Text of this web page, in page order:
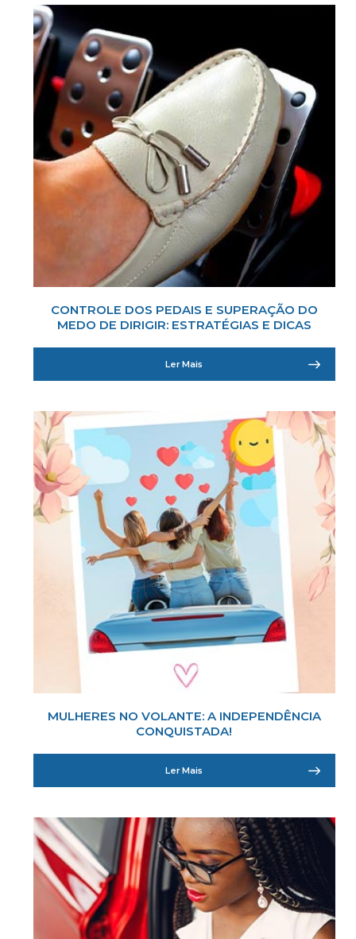
CONTROLE DOS PEDAIS E SUPERAÇÃO DO
MEDO DE DIRIGIR: ESTRATÉGIAS E DICAS
Ler Mais
MULHERES NO VOLANTE: A INDEPENDÊNCIA
CONQUISTADA!
Ler Mais